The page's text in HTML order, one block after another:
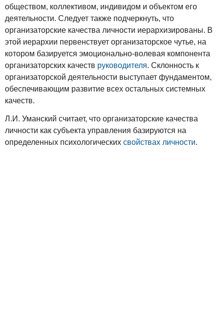
обществом, коллективом, индивидом и объектом его
деятельности. Следует также подчеркнуть, что
организаторские качества личности иерархизированы. В
этой иерархии первенствует организаторское чутье, на
котором базируется эмоционально-волевая компонента
организаторских качеств руководителя. Склонность к
организаторской деятельности выступает фундаментом,
обеспечивающим развитие всех остальных системных
качеств.
Л.И. Уманский считает, что организаторские качества
личности как субъекта управления базируются на
определенных психологических свойствах личности.